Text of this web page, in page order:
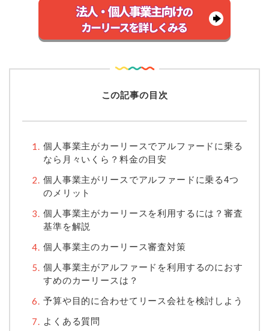
この記事の目次
個人事業主がカーリースでアルファードに乗る
なら月々いくら？料金の目安
個人事業主がリースでアルファードに乗る4つ
のメリット
個人事業主がカーリースを利用するには？審査
基準を解説
個人事業主のカーリース審査対策
個人事業主がアルファードを利用するのにおす
すめのカーリースは？
予算や目的に合わせてリース会社を検討しよう
よくある質問